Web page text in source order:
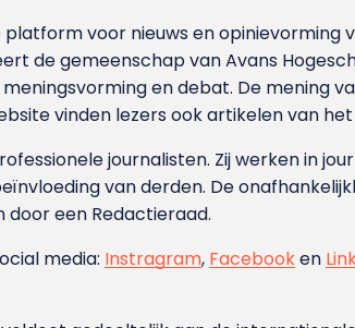
platform voor nieuws en
de gemeenschap van Avans
en debat. De mening
vinden lezers ook artikelen van
journalisten. Zij werken in
van derden. De
een Redactieraad.
media: Instragram, Facebooken